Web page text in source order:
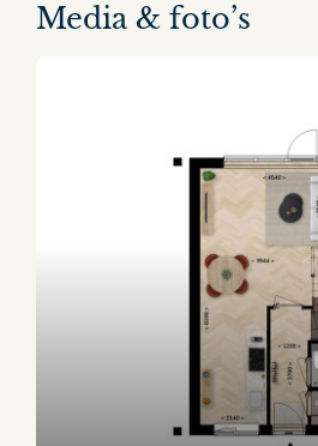
Media & foto’s